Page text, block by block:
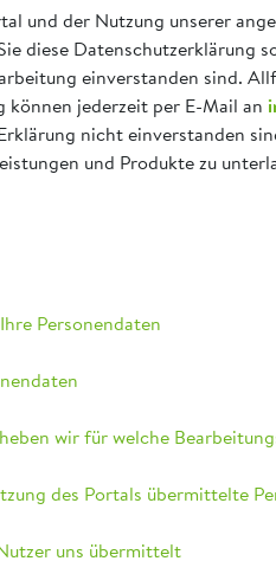
und der Nutzung unserer
diese Datenschutzerklärung
einverstanden sind.
jederzeit per E-Mail an
nicht einverstanden
und Produkte zu
Personendaten
wir für welche
des Portals übermittelte
uns übermittelt